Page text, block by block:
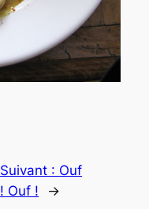
Suivant : Ouf
! Ouf !
→